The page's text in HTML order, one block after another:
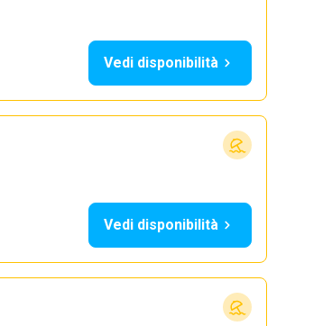
Vedi disponibilità
Vedi disponibilità